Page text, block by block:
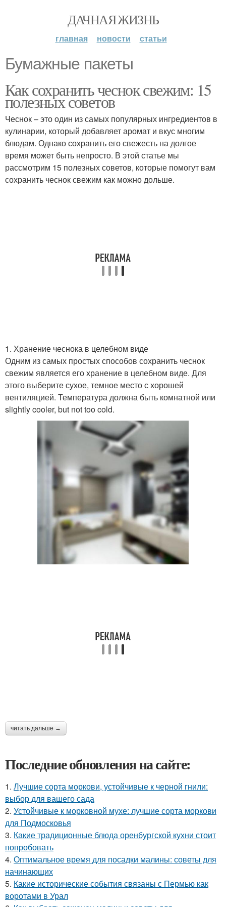
ДАЧНАЯ ЖИЗНЬ
главная новости статьи
Бумажные пакеты
Как сохранить чеснок свежим: 15
полезных советов
Чеснок – это один из самых популярных ингредиентов в
кулинарии, который добавляет аромат и вкус многим
блюдам. Однако сохранить его свежесть на долгое
время может быть непросто. В этой статье мы
рассмотрим 15 полезных советов, которые помогут вам
сохранить чеснок свежим как можно дольше.
1. Хранение чеснока в целебном виде
Одним из самых простых способов сохранить чеснок
свежим является его хранение в целебном виде. Для
этого выберите сухое, темное место с хорошей
вентиляцией. Температура должна быть комнатной или
slightly cooler, but not too cold.
читать дальше →
Последние обновления на сайте:
1. Лучшие сорта моркови, устойчивые к черной гнили:
выбор для вашего сада
2. Устойчивые к морковной мухе: лучшие сорта моркови
для Подмосковья
3. Какие традиционные блюда оренбургской кухни стоит
попробовать
4. Оптимальное время для посадки малины: советы для
начинающих
5. Какие исторические события связаны с Пермью как
воротами в Урал